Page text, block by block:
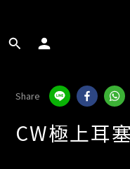
Share
CW極上耳